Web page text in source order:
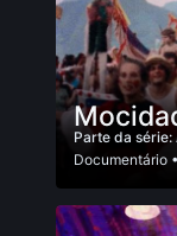
Parte da série:
Documentário